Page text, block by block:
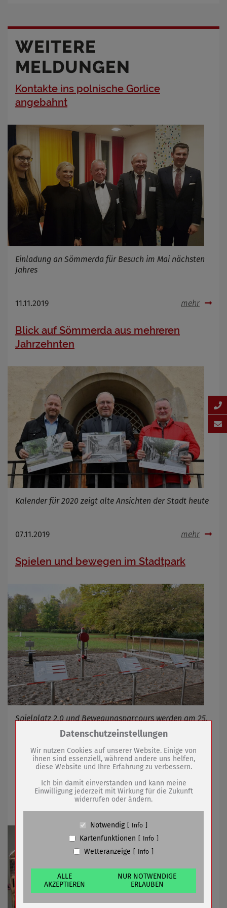
WEITERE
MELDUNGEN
Kontakte ins polnische Gorlice
angebahnt
Einladung an Sömmerda für Besuch im Mai nächsten
Jahres
11.11.2019 mehr
Blick auf Sömmerda aus mehreren
Jahrzehnten
Kalender für 2020 zeigt alte Ansichten der Stadt heute
07.11.2019 mehr
Spielen und bewegen im Stadtpark
Spielplatz 2.0 und Bewegungsparcours werden am 25.
November übergeben
05.11.2019 mehr
Endspurt für Sonderausstellung im
Zum Betrieb der Seite notwendige Cookies /
Name
PHP Session Cookie
Anbieter
Eigentümer dieser Website (Wenko-
Wenselaar GmbH & Co. KG)
Absicherung Kontaktformular / SPAM
Cookiespeicherung Entscheidungscookie
Anbieter
Eigentümer dieser Website (Wenko-
Wenselaar GmbH & Co. KG)
Zweck
Speichert die Einstellungen der Besucher
bezüglich der Speicherung von Cookies.
Cookie Name
dywc
Datenschutzeinstellungen
Wir nutzen Cookies auf unserer Website. Einige von
ihnen sind essenziell, während andere uns helfen,
diese Website und Ihre Erfahrung zu verbessern.
Ich bin damit einverstanden und kann meine
Einwilligung jederzeit mit Wirkung für die Zukunft
widerrufen oder ändern.
Notwendig Info
Kartenfunktionen Info
Wetteranzeige Info
ALLE
AKZEPTIEREN
NUR NOTWENDIGE
ERLAUBEN